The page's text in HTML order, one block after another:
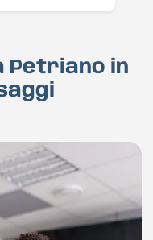
Petriano in